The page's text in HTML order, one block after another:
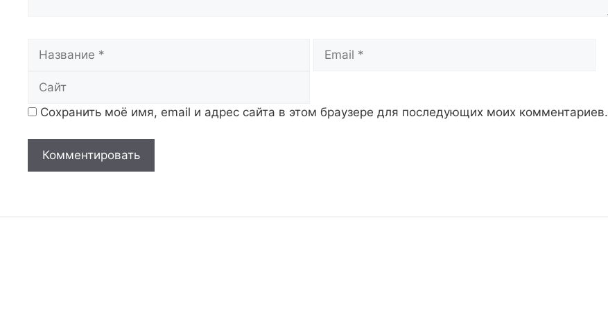
Название Email
Сохранить моё имя, email и адрес сайта в этом браузере для последующих моих комментариев.